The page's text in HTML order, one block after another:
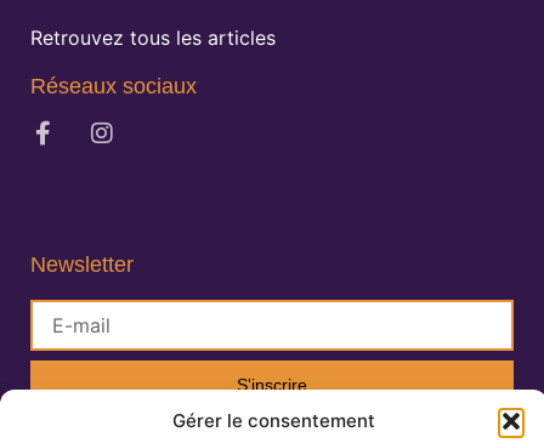
Gérer le consentement
Retrouvez tous les articles
Réseaux sociaux
Newsletter
S'inscrire